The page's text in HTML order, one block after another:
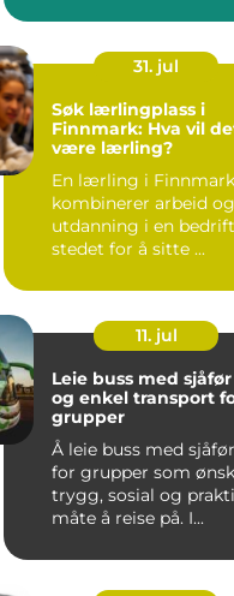
31. jul
Søk lærlingplass i
Finnmark: Hva vil
være lærling?
En lærling i Finnmark
kombinerer arbeid og
utdanning i en
stedet for å sitte ...
11. jul
Leie buss med sjåfør trygg
og enkel transport
grupper
Å leie buss med
for grupper som
trygg, sosial og
måte å reise på. I...